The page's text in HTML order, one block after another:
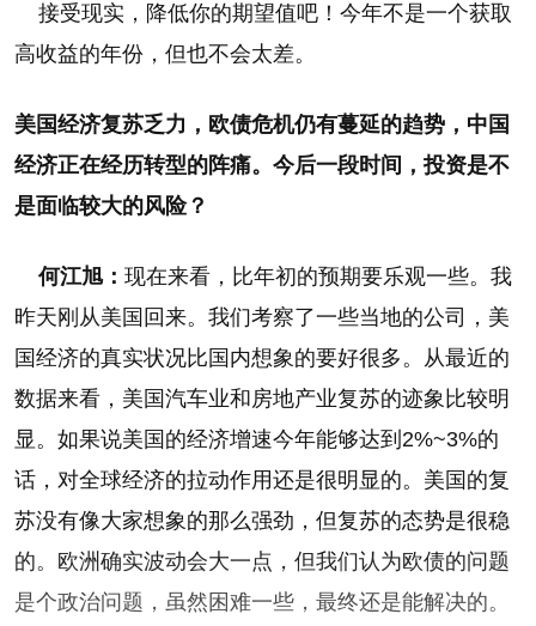
接受现实，降低你的期望值吧！今年不是一个获取
高收益的年份，但也不会太差。
美国经济复苏乏力，欧债危机仍有蔓延的趋势，中国
经济正在经历转型的阵痛。今后一段时间，投资是不
是面临较大的风险？
何江旭： 现在来看，比年初的预期要乐观一些。我
昨天刚从美国回来。我们考察了一些当地的公司，美
国经济的真实状况比国内想象的要好很多。从最近的
数据来看，美国汽车业和房地产业复苏的迹象比较明
显。如果说美国的经济增速今年能够达到2%~3%的
话，对全球经济的拉动作用还是很明显的。美国的复
苏没有像大家想象的那么强劲，但复苏的态势是很稳
的。欧洲确实波动会大一点，但我们认为欧债的问题
是个政治问题，虽然困难一些，最终还是能解决的。